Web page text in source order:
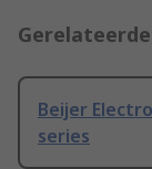
Beijer
series